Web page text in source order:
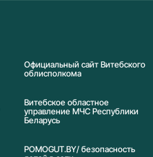
Официальный сайт Витебского
облисполкома
Витебское областное
управление МЧС Республики
Беларусь
POMOGUT.BY/ безопасность